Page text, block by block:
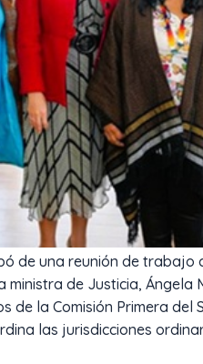
de una reunión de trabajo
ministra de Justicia,
de la Comisión Primera
las jurisdicciones